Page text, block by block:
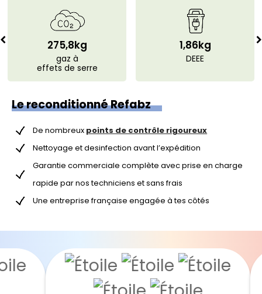
275,8kg
gaz à
effets de serre
1,86kg
DEEE
Le reconditionné Refabz
De nombreux points de contrôle rigoureux
Nettoyage et desinfection avant l’expédition
Garantie commerciale complète avec prise en charge
rapide par nos techniciens et sans frais
Une entreprise française engagée à tes côtés